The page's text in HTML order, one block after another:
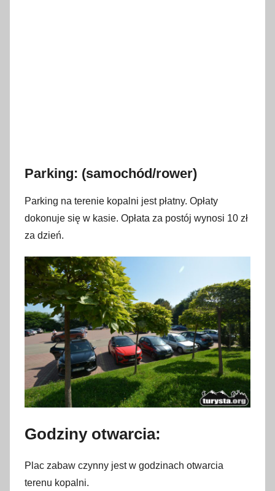
Parking: (samochód/rower)
Parking na terenie kopalni jest płatny. Opłaty
dokonuje się w kasie. Opłata za postój wynosi 10 zł
za dzień.
Godziny otwarcia:
Plac zabaw czynny jest w godzinach otwarcia
terenu kopalni.